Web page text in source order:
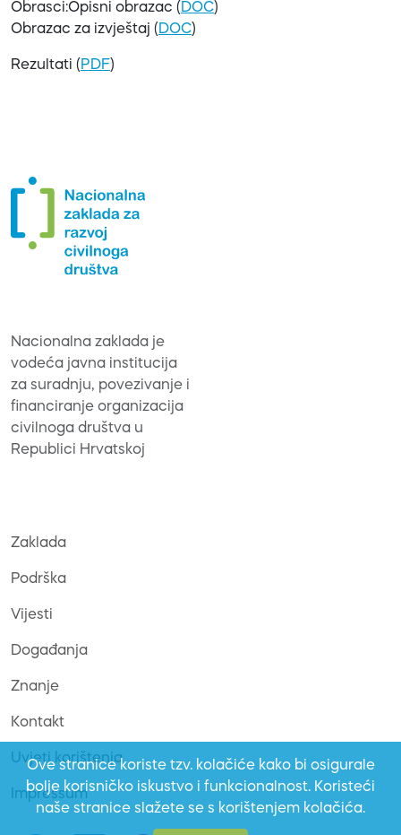
Ove stranice koriste tzv. kolačiće kako bi osigurale
bolje korisničko iskustvo i funkcionalnost. Koristeći
naše stranice slažete se s korištenjem kolačića.
Obrasci:Opisni obrazac (DOC)
Obrazac za izvještaj (DOC)
Rezultati (PDF)
Nacionalna zaklada je
vodeća javna institucija
za suradnju, povezivanje i
financiranje organizacija
civilnoga društva u
Republici Hrvatskoj
Zaklada
Podrška
Vijesti
Događanja
Znanje
Kontakt
Uvjeti korištenja
Impressum